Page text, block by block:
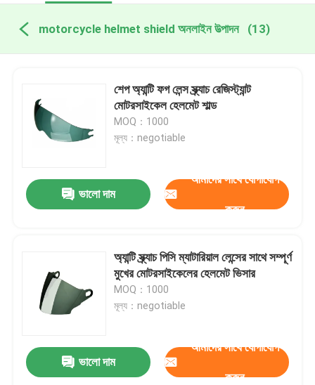
motorcycle helmet shield অনলাইন উত্পাদন (13)
শেপ অ্যান্টি ফগ লেন্স স্ক্র্যাচ রেজিস্ট্যান্ট
মোটরসাইকেল হেলমেট শাল্ড
MOQ：1000
মূল্য：negotiable
ভালো দাম
আমাদের সাথে যোগাযোগ
করুন
অ্যান্টি স্ক্র্যাচ পিসি ম্যাটারিয়াল লেন্সের সাথে সম্পূর্ণ
মুখের মোটরসাইকেলের হেলমেট ভিসার
MOQ：1000
মূল্য：negotiable
ভালো দাম
আমাদের সাথে যোগাযোগ
করুন